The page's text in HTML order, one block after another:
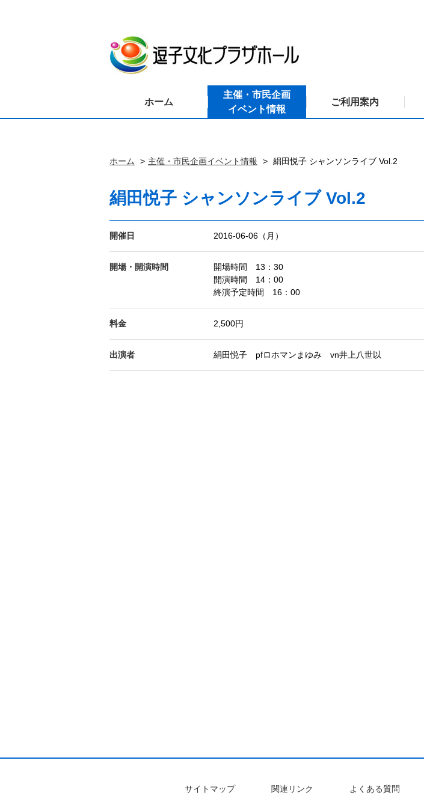
ホーム
主催・市民企画
イベント情報
ご利用案内
ホーム 主催・市民企画イベント情報 絹田悦子 シャンソンライブ Vol.2
絹田悦子 シャンソンライブ Vol.2
開催日 2016-06-06（月）
開場・開演時間
開場時間 13：30
開演時間 14：00
終演予定時間 16：00
料金 2,500円
出演者 絹田悦子 pfロホマンまゆみ vn井上八世以
サイトマップ 関連リンク よくある質問